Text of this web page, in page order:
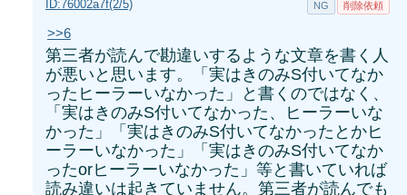
ID:76002a7f(2/5) NG 削除依頼
>>6
第三者が読んで勘違いするような文章を書く人
が悪いと思います。「実はきのみS付いてなか
ったヒーラーいなかった」と書くのではなく、
「実はきのみS付いてなかった、ヒーラーいな
かった」「実はきのみS付いてなかったとかヒ
ーラーいなかった」「実はきのみS付いてなか
ったorヒーラーいなかった」等と書いていれば
読み違いは起きていません。第三者が読んでも